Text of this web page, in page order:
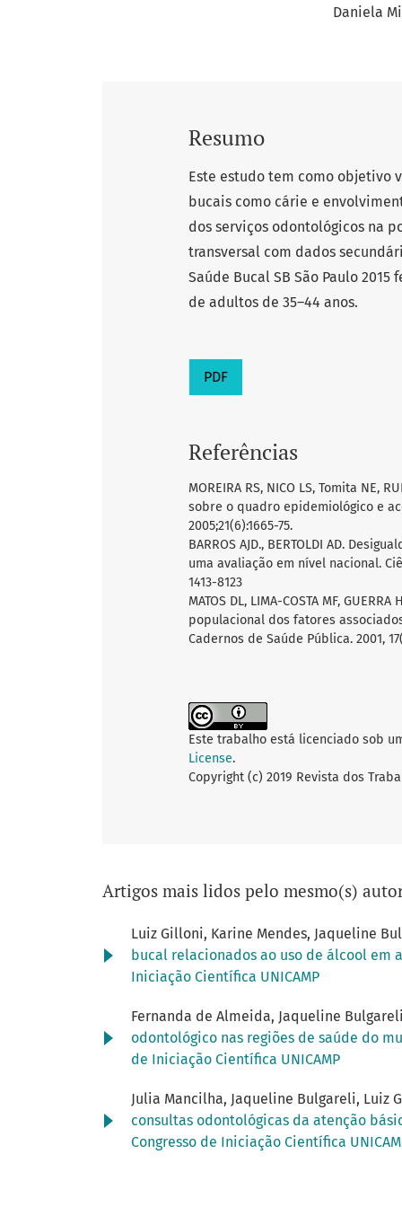
Daniela
Resumo
Este estudo tem como objetivo
bucais como cárie e
dos serviços odontológicos na
transversal com dados
Saúde Bucal SB São Paulo
de adultos de 35–44 anos.
PDF
Referências
MOREIRA RS, NICO LS, Tomita
sobre o quadro epidemiológico e
2005;21(6):1665-75.
BARROS AJD., BERTOLDI AD.
uma avaliação em nível nacional.
1413-8123
MATOS DL, LIMA-COSTA MF,
populacional dos fatores
Cadernos de Saúde Pública. 2001,
Este trabalho está licenciado sob
License.
Copyright (c) 2019 Revista dos
Artigos mais lidos pelo mesmo(s)
Luiz Gilloni, Karine Mendes, Jaqueline
bucal relacionados ao uso de álcool em
Iniciação Científica UNICAMP
Fernanda de Almeida, Jaqueline
odontológico nas regiões de saúde do
de Iniciação Científica UNICAMP
Julia Mancilha, Jaqueline Bulgareli, Luiz
consultas odontológicas da atenção
Congresso de Iniciação Científica